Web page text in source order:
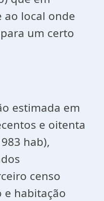
ao local onde
um certo
estimada em
e oitenta
hab),
censo
e habitação